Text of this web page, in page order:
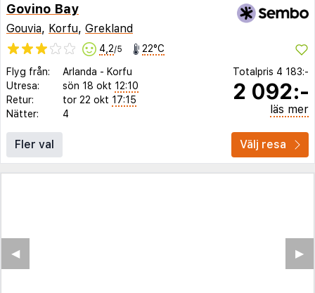
Govino Bay
Gouvia, Korfu, Grekland
4,2/5 22°C
Flyg från: Arlanda - Korfu
Utresa:
sön 18 okt 12:10
Retur:
tor 22 okt 17:15
Nätter:
4
Totalpris 4 183:-
2 092:-
läs mer
Fler val Välj resa